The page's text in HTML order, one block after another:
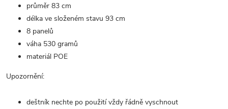
průměr 83 cm
délka ve složeném stavu 93 cm
8 panelů
váha 530 gramů
materiál POE
Upozornění:
deštník nechte po použití vždy řádně vyschnout